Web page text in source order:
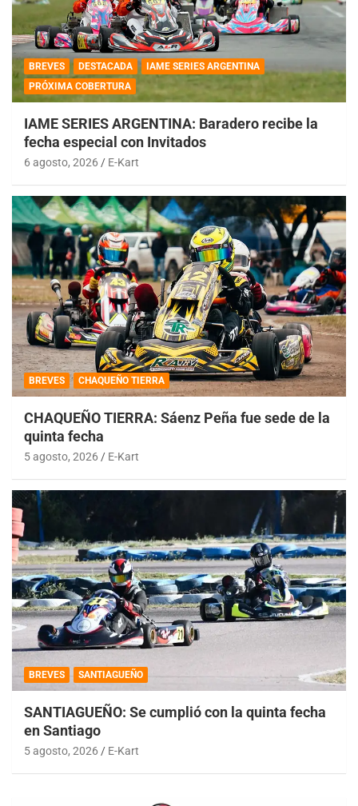
BREVES DESTACADA
IAME SERIES ARGENTINA
PRÓXIMA COBERTURA
IAME SERIES ARGENTINA: Baradero recibe la
fecha especial con Invitados
6 agosto, 2026 E-Kart
BREVES CHAQUEÑO TIERRA
CHAQUEÑO TIERRA: Sáenz Peña fue sede de la
quinta fecha
5 agosto, 2026 E-Kart
BREVES SANTIAGUEÑO
SANTIAGUEÑO: Se cumplió con la quinta fecha
en Santiago
5 agosto, 2026 E-Kart